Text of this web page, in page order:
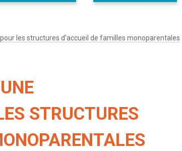
les structures d’accueil de familles monoparentales
STRUCTURES